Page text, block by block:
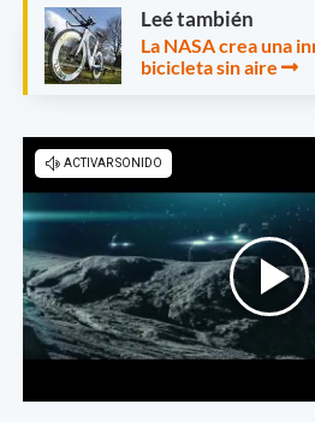
Leé también
La NASA crea una
bicicleta sin aire